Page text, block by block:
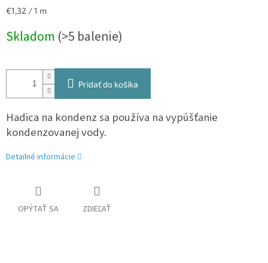
Jednotková
€1,32 / 1 m
Skladom (>5 balenie)
Pridať do košíka
Hadica na kondenz sa používa na vypúšťanie
kondenzovanej vody.
Detailné informácie
OPÝTAŤ SA ZDIEĽAŤ